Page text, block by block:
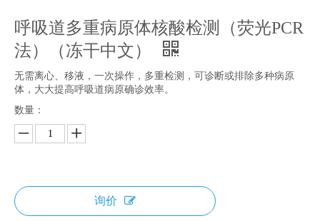
呼吸道多重病原体核酸检测（荧光PCR
法）（冻干中文）
无需离心、移液，一次操作，多重检测，可诊断或排除多种病原
体，大大提高呼吸道病原确诊效率。
数量：
询价